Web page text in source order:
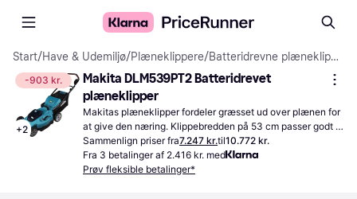
Start/Have & Udemiljø/Plæneklippere/ Batteridrevne plæneklippere
-903 kr.
+2
Makita DLM539PT2 Batteridrevet
plæneklipper
Makitas plæneklipper fordeler græsset ud over plænen for
at give den næring. Klippebredden på 53 cm passer godt til
den mellemstore græsplæne.
Sammenlign priser fra7.247 kr.til10.772 kr.
Fra 3 betalinger af 2.416 kr. med
Prøv fleksible betalinger*